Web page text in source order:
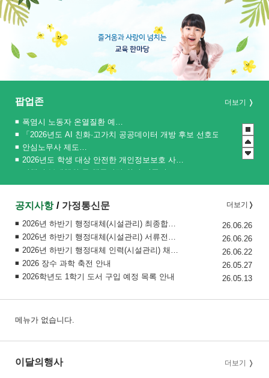
팝업존 더보기
청소년 도박예방 카드뉴스
관행적 부패행위 등 행동강령 위반 집중신고기간 운영
2026년도 학생 대상 안전한 개인정보보호 사례 공모전
안심노무사 제도 홍보
「2026년도 AI 친화·고가치 공공데이터 개방 후보 선호도 설문조사」 실시
폭염시 노동자 온열질환 예방수칙
공지사항 더보기
2026년 하반기 행정대체(시설관리) 최종합격자 공고
26.06.26
2026년 하반기 행정대체(시설관리) 서류전형 합격자 공고
26.06.26
2026년 하반기 행정대체 인력(시설관리) 채용 공고
26.06.22
2026 장수 과학 축전 안내
26.05.27
2026학년도 1학기 도서 구입 예정 목록 안내
26.05.13
가정통신문
메뉴가 없습니다.
이달의행사 더보기